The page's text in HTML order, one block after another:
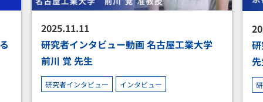
大学
2025.10.2
研究者インタビュー動画 京都大学 寺尾 悠
先生
研究者インタビュー インタビュー